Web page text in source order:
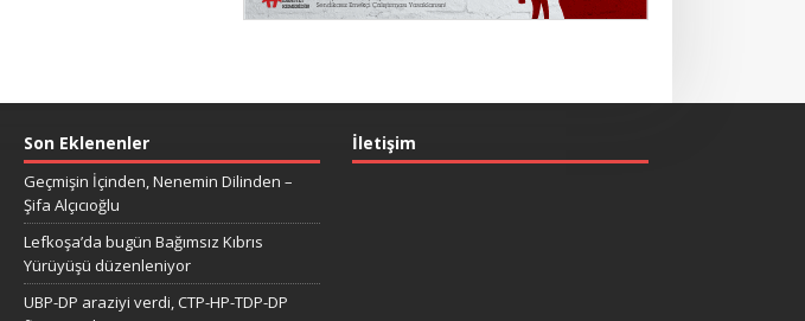
Son Eklenenler
Geçmişin İçinden, Nenemin Dilinden –
Şifa Alçıcıoğlu
Lefkoşa’da bugün Bağımsız Kıbrıs
Yürüyüşü düzenleniyor
UBP-DP araziyi verdi, CTP-HP-TDP-DP
İletişim